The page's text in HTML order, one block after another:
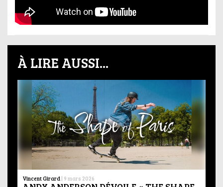
À LIRE AUSSI...
Vincent Girard | 9 mars 2026